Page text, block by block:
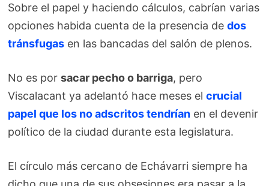
Sobre el papel y haciendo cálculos, cabrían varias
opciones habida cuenta de la presencia dedos
tránsfugas en las bancadas del salón de plenos.
No es porsacar pecho o barriga, pero
Viscalacant ya adelantó hace meses elcrucial
papel que los no adscritos tendrían en el devenir
político de la ciudad durante esta legislatura.
El círculo más cercano de Echávarri siempre ha